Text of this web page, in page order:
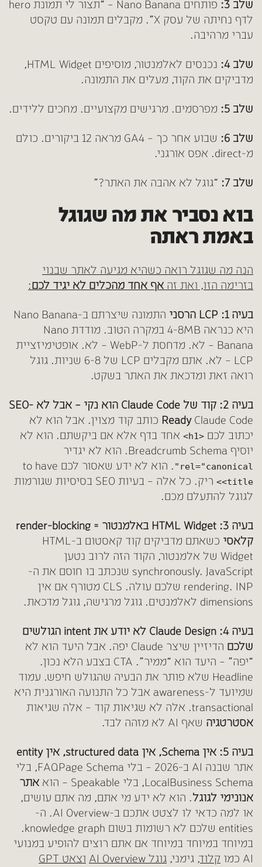
שלב 3:
פותחים Nano Banana – “תצור לי תמונת hero
לדף נחיתה של עסק X”. מקבלים תמונה עם טקסט
עברי מרהיבה.
שלב 4:
נכנסים לאלמנטור, מוסיפים HTML Widget,
מדביקים את הקוד, מעלים את התמונה.
שלב 5: מפרסמים. מרגישים מקצועיים. מחכים ללידים.
שלב 6:
שבוע אחר כך – GA4 מראה 12 ביקורים. כולם
מ-direct. אפס אורגני.
שלב 7: “גוגל לא אהבה את האתר?”
בוא נסביר את מה שגוגל
באמת ראתה
הנה מה שגוגל רואה כשהיא מגיעה לאתר שבנוי
בזרימה הזו, ואת זה אף אחד מהכלים לא יגיד לכם:
בעיה 1: LCP הרסני
התמונה שיצרתם ב-Nano Banana
היא כנראה 4-8MB במקרה הטוב. מודדת Nano
Banana – לא.
מדחסת ל-WebP – לא. אופטימיזציית
LCP – לא. אתם מקבלים LCP של 6-8 שניות. גוגל
רואה זאת ומדכאת את האתר בשקט.
בעיה 2: קוד של Claude Code הוא נקי – אבל לא SEO-
Ready Claude Code כותב קוד מצוין. אבל הוא לא
יכתוב לכם <h1>
אחד בדף אלא אם ביקשתם. הוא לא
יוסיף Breadcrumb Schema. הוא לא יגדיר
rel="canonical" . הוא לא ידע שאסור לכם to have
<title>
ריק. כל אלה – בעיות SEO בסיסיות שגורמות
לגוגל להתעלם מכם.
בעיה 3: HTML Widget באלמנטור = render-blocking
קלאסי
כשאתם מדביקים קוד קאסטום ב-HTML
Widget של אלמנטור, הקוד הזה לרוב נטען
synchronously. JavaScript שנכתב בו חוסם את ה-
rendering. INP שלכם עולה. CLS מטורף אם אין
dimensions לאלמנטים. גוגל מרגישה, גוגל מדכאת.
בעיה 4: Claude Design לא יודע את intent הגולשים
שלכם
הדיזיין שיצר Claude יפה. אבל היעד הוא לא
“יפה” – היעד הוא “ממיר”. CTA בצבע הלא נכון.
Headline שלא פותר את הבעיה שהגולש חיפש. עמוד
שמיועד ל-awareness אבל כל התנועה האורגנית היא
transactional. אלה לא שגיאות קוד – אלה שגיאות
אסטרטגיה שאף AI לא מזהה לבד.
בעיה 5: אין Schema, אין structured data, אין entity
אתר שבנה AI ב-2026 – בלי FAQPage Schema, בלי
LocalBusiness Schema, בלי Speakable – הוא
אתר
אנונימי לגוגל. הוא לא ידע מי אתם, מה אתם עושים,
או למה כדאי לו לצטט אתכם ב-AI Overview. ה-
entities שלכם לא רשומות בשום knowledge graph.
במיוחד במיוחד במיוחד אם אתם רוצים להופיע במנועי
AI כמו
קלוד, גימני, גוגל AI Overview וצאט GPT